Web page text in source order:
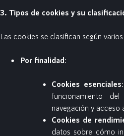
3. Tipos de cookies y su
Las cookies se clasifican según
Por finalidad:
Cookies esenciales
funcionamiento
navegación y acceso
Cookies de
datos sobre cómo